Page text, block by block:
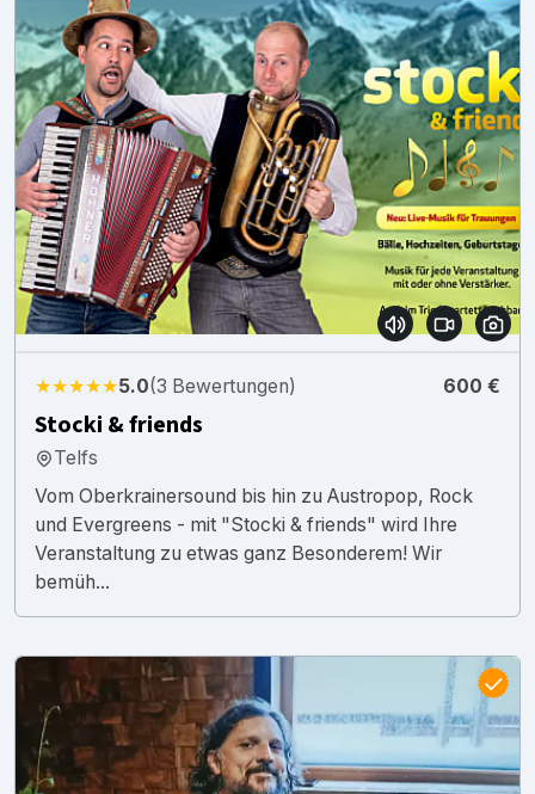
★★★★★5.0(3 Bewertungen) 600 €
Stocki & friends
Telfs
Vom Oberkrainersound bis hin zu Austropop, Rock
und Evergreens - mit "Stocki & friends" wird Ihre
Veranstaltung zu etwas ganz Besonderem! Wir
bemüh...